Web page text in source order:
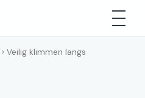
› Veilig klimmen langs